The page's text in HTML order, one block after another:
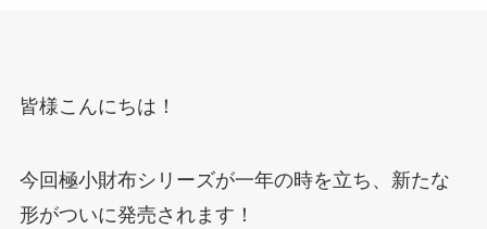
皆様こんにちは！
今回極小財布シリーズが一年の時を立ち、新たな
形がついに発売されます！